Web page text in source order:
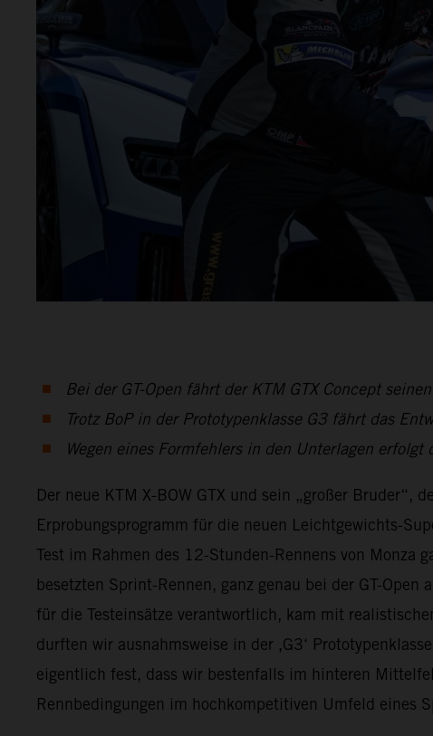
Bei der GT-Open fährt der KTM GTX Concept
Trotz BoP in der Prototypenklasse G3 fährt das
Wegen eines Formfehlers in den Unterlagen
Der neue KTM X-BOW GTX und sein „großer
Erprobungsprogramm für die neuen Leichtgewichts-
Test im Rahmen des 12-Stunden-Rennens von Monza
besetzten Sprint-Rennen, ganz genau bei der GT-
für die Testeinsätze verantwortlich, kam mit
durften wir ausnahmsweise in der ‚G3‘
eigentlich fest, dass wir bestenfalls im hinteren
Rennbedingungen im hochkompetitiven Umfeld eines